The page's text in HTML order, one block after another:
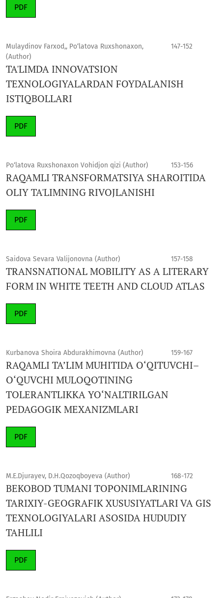
PDF
Mulaydinov Farxod,, Po‘latova Ruxshonaxon,
(Author)
147-152
TA'LIMDA INNOVATSION
TEXNOLOGIYALARDAN FOYDALANISH
ISTIQBOLLARI
PDF
Po‘latova Ruxshonaxon Vohidjon qizi (Author) 153-156
RAQAMLI TRANSFORMATSIYA SHAROITIDA
OLIY TA'LIMNING RIVOJLANISHI
PDF
Saidova Sevara Valijonovna (Author) 157-158
TRANSNATIONAL MOBILITY AS A LITERARY
FORM IN WHITE TEETH AND CLOUD ATLAS
PDF
Kurbanova Shoira Abdurakhimovna (Author) 159-167
RAQAMLI TA’LIM MUHITIDA O‘QITUVCHI–
O‘QUVCHI MULOQOTINING
TOLERANTLIKKA YO‘NALTIRILGAN
PEDAGOGIK MEXANIZMLARI
PDF
M.E.Djurayev, D.H.Qozoqboyeva (Author) 168-172
BEKOBOD TUMANI TOPONIMLARINING
TARIXIY-GEOGRAFIK XUSUSIYATLARI VA GIS
TEXNOLOGIYALARI ASOSIDA HUDUDIY
TAHLILI
PDF